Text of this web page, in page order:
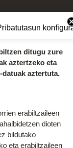
jarri
ditugu zure
aztertzeko eta
aztertuta.
erabiltzaileen
dioten
bildutako
eta erabiltzaileen